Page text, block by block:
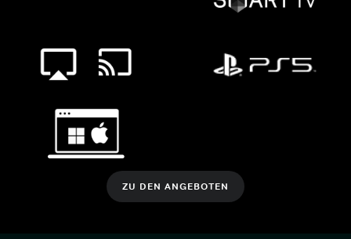
ZU DEN ANGEBOTEN